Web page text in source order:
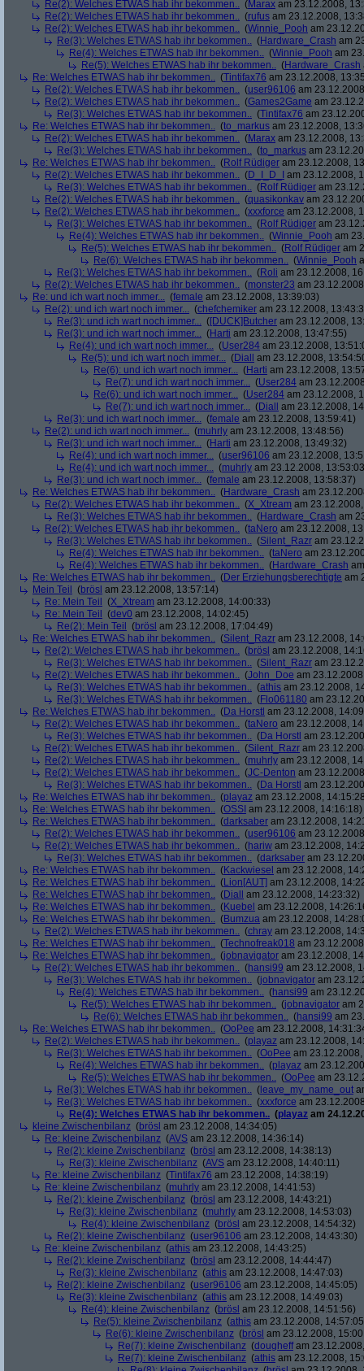
Re(2): Welches ETWAS hab ihr bekommen.. (Marax am 23.12.2008,
Re(2): Welches ETWAS hab ihr bekommen.. (rufus am 23.12.2008,
Re(2): Welches ETWAS hab ihr bekommen.. (Winnie_Pooh am
Re(3): Welches ETWAS hab ihr bekommen.. (Hardware_Crash am
Re(4): Welches ETWAS hab ihr bekommen.. (Winnie_Pooh am
Re(5): Welches ETWAS hab ihr bekommen.. (Hardware_Crash
Re: Welches ETWAS hab ihr bekommen.. (Tintifax76 am 23.12.2008,
Re(2): Welches ETWAS hab ihr bekommen.. (user96106 am
Re(2): Welches ETWAS hab ihr bekommen.. (Games2Game am
Re(3): Welches ETWAS hab ihr bekommen.. (Tintifax76 am
Re: Welches ETWAS hab ihr bekommen.. (to_markus am 23.12.2008,
Re(2): Welches ETWAS hab ihr bekommen.. (Marax am 23.12.2008,
Re(3): Welches ETWAS hab ihr bekommen.. (to_markus am
Re: Welches ETWAS hab ihr bekommen.. (Rolf Rüdiger am 23.12.2008,
Re(2): Welches ETWAS hab ihr bekommen.. (D_I_D_I
am 23.12.2008,
Re(3): Welches ETWAS hab ihr bekommen.. (Rolf Rüdiger am
Re(2): Welches ETWAS hab ihr bekommen.. (quasikonkav am
Re(2): Welches ETWAS hab ihr bekommen.. (xxxforce am 23.12.2008,
Re(3): Welches ETWAS hab ihr bekommen.. (Rolf Rüdiger am
Re(4): Welches ETWAS hab ihr bekommen.. (Winnie_Pooh am
Re(5): Welches ETWAS hab ihr bekommen.. (Rolf Rüdiger am
Re(6): Welches ETWAS hab ihr bekommen.. (Winnie_Pooh
Re(3): Welches ETWAS hab ihr bekommen.. (Roli am 23.12.2008,
Re(2): Welches ETWAS hab ihr bekommen.. (monster23 am
Re: und ich wart noch immer... (female am 23.12.2008, 13:39:03)
Re(2): und ich wart noch immer... (chefchemiker am 23.12.2008,
Re(3): und ich wart noch immer... ([DUCK]Butcher am 23.12.2008,
Re(3): und ich wart noch immer... (Harti am 23.12.2008, 13:47:55)
Re(4): und ich wart noch immer... (User284 am 23.12.2008,
Re(5): und ich wart noch immer... (Diall
am 23.12.2008,
Re(6): und ich wart noch immer... (Harti am 23.12.2008,
Re(7): und ich wart noch immer... (User284 am
Re(6): und ich wart noch immer... (User284 am 23.12.2008,
Re(7): und ich wart noch immer... (Diall
am 23.12.2008,
Re(3): und ich wart noch immer... (female am 23.12.2008, 13:59:41)
Re(2): und ich wart noch immer... (muhrly am 23.12.2008, 13:48:56)
Re(3): und ich wart noch immer... (Harti am 23.12.2008, 13:49:32)
Re(4): und ich wart noch immer... (user96106 am 23.12.2008,
Re(4): und ich wart noch immer... (muhrly am 23.12.2008,
Re(3): und ich wart noch immer... (female am 23.12.2008, 13:58:37)
Re: Welches ETWAS hab ihr bekommen.. (Hardware_Crash am
Re(2): Welches ETWAS hab ihr bekommen.. (X_Xtream am
Re(3): Welches ETWAS hab ihr bekommen.. (Hardware_Crash am
Re(2): Welches ETWAS hab ihr bekommen.. (taNero am 23.12.2008,
Re(3): Welches ETWAS hab ihr bekommen.. (Silent_Razr am
Re(4): Welches ETWAS hab ihr bekommen.. (taNero am
Re(4): Welches ETWAS hab ihr bekommen.. (Hardware_Crash
Re: Welches ETWAS hab ihr bekommen.. (Der Erziehungsberechtigte am
Mein Teil
(brösl am 23.12.2008, 13:57:14)
Re: Mein Teil
(X_Xtream am 23.12.2008, 14:00:33)
Re: Mein Teil
(dev0 am 23.12.2008, 14:02:45)
Re(2): Mein Teil
(brösl am 23.12.2008, 17:04:49)
Re: Welches ETWAS hab ihr bekommen.. (Silent_Razr am 23.12.2008,
Re(2): Welches ETWAS hab ihr bekommen.. (brösl am 23.12.2008,
Re(3): Welches ETWAS hab ihr bekommen.. (Silent_Razr am
Re(2): Welches ETWAS hab ihr bekommen.. (John_Doe am
Re(3): Welches ETWAS hab ihr bekommen.. (athis am 23.12.2008,
Re(3): Welches ETWAS hab ihr bekommen.. (Flo061180 am
Re: Welches ETWAS hab ihr bekommen.. (Da Horstl am 23.12.2008,
Re(2): Welches ETWAS hab ihr bekommen.. (taNero am 23.12.2008,
Re(3): Welches ETWAS hab ihr bekommen.. (Da Horstl am
Re(2): Welches ETWAS hab ihr bekommen.. (Silent_Razr am
Re(2): Welches ETWAS hab ihr bekommen.. (muhrly am 23.12.2008,
Re(2): Welches ETWAS hab ihr bekommen.. (JC-Denton am
Re(3): Welches ETWAS hab ihr bekommen.. (Da Horstl am
Re: Welches ETWAS hab ihr bekommen.. (playaz am 23.12.2008,
Re: Welches ETWAS hab ihr bekommen.. (OSSI am 23.12.2008, 14:16:18)
Re: Welches ETWAS hab ihr bekommen.. (darksaber am 23.12.2008,
Re(2): Welches ETWAS hab ihr bekommen.. (user96106 am
Re(2): Welches ETWAS hab ihr bekommen.. (hariw am 23.12.2008,
Re(3): Welches ETWAS hab ihr bekommen.. (darksaber am
Re: Welches ETWAS hab ihr bekommen.. (Kackwiesel am 23.12.2008,
Re: Welches ETWAS hab ihr bekommen.. (Lion[AUT] am 23.12.2008,
Re: Welches ETWAS hab ihr bekommen.. (Diall
am 23.12.2008, 14:23:32)
Re: Welches ETWAS hab ihr bekommen.. (Kuebel am 23.12.2008,
Re: Welches ETWAS hab ihr bekommen.. (Bumzua am 23.12.2008,
Re(2): Welches ETWAS hab ihr bekommen.. (chray am 23.12.2008,
Re: Welches ETWAS hab ihr bekommen.. (Technofreak018 am
Re: Welches ETWAS hab ihr bekommen.. (jobnavigator am 23.12.2008,
Re(2): Welches ETWAS hab ihr bekommen.. (hansi99 am 23.12.2008,
Re(3): Welches ETWAS hab ihr bekommen.. (jobnavigator am
Re(4): Welches ETWAS hab ihr bekommen.. (hansi99 am
Re(5): Welches ETWAS hab ihr bekommen.. (jobnavigator am
Re(6): Welches ETWAS hab ihr bekommen.. (hansi99 am
Re: Welches ETWAS hab ihr bekommen.. (OoPee am 23.12.2008,
Re(2): Welches ETWAS hab ihr bekommen.. (playaz am 23.12.2008,
Re(3): Welches ETWAS hab ihr bekommen.. (OoPee am
Re(4): Welches ETWAS hab ihr bekommen.. (playaz am
Re(5): Welches ETWAS hab ihr bekommen.. (OoPee am
Re(3): Welches ETWAS hab ihr bekommen.. ( leave_my_name_out
Re(3): Welches ETWAS hab ihr bekommen.. (xxxforce am
Re(4): Welches ETWAS hab ihr bekommen.. (playaz am
kleine Zwischenbilanz (brösl am 23.12.2008, 14:34:05)
Re: kleine Zwischenbilanz (AVS am 23.12.2008, 14:36:14)
Re(2): kleine Zwischenbilanz (brösl am 23.12.2008, 14:38:13)
Re(3): kleine Zwischenbilanz (AVS am 23.12.2008, 14:40:11)
Re: kleine Zwischenbilanz (Tintifax76 am 23.12.2008, 14:38:19)
Re: kleine Zwischenbilanz (muhrly am 23.12.2008, 14:41:53)
Re(2): kleine Zwischenbilanz (brösl am 23.12.2008, 14:43:21)
Re(3): kleine Zwischenbilanz (muhrly am 23.12.2008, 14:53:03)
Re(4): kleine Zwischenbilanz (brösl am 23.12.2008, 14:54:32)
Re(2): kleine Zwischenbilanz (user96106 am 23.12.2008, 14:43:30)
Re: kleine Zwischenbilanz (athis am 23.12.2008, 14:43:25)
Re(2): kleine Zwischenbilanz (brösl am 23.12.2008, 14:44:47)
Re(3): kleine Zwischenbilanz (athis am 23.12.2008, 14:47:03)
Re(2): kleine Zwischenbilanz (user96106 am 23.12.2008, 14:45:05)
Re(3): kleine Zwischenbilanz (athis am 23.12.2008, 14:49:03)
Re(4): kleine Zwischenbilanz (brösl am 23.12.2008, 14:51:56)
Re(5): kleine Zwischenbilanz (athis am 23.12.2008,
Re(6): kleine Zwischenbilanz (brösl am 23.12.2008,
Re(7): kleine Zwischenbilanz (dougheffam
Re(7): kleine Zwischenbilanz (athis am 23.12.2008,